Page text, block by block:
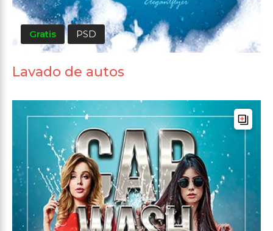
Gratis PSD
Lavado de autos